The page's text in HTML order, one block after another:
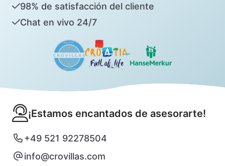
98% de satisfacción del cliente
Chat en vivo 24/7
¡Estamos encantados de asesorarte!
+49 521 92278504
info@crovillas.com